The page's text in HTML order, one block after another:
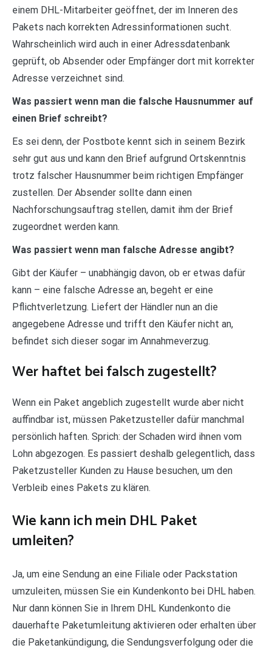
einem DHL-Mitarbeiter geöffnet, der im Inneren des
Pakets nach korrekten Adressinformationen sucht.
Wahrscheinlich wird auch in einer Adressdatenbank
geprüft, ob Absender oder Empfänger dort mit korrekter
Adresse verzeichnet sind.
Was passiert wenn man die falsche Hausnummer auf
einen Brief schreibt?
Es sei denn, der Postbote kennt sich in seinem Bezirk
sehr gut aus und kann den Brief aufgrund Ortskenntnis
trotz falscher Hausnummer beim richtigen Empfänger
zustellen. Der Absender sollte dann einen
Nachforschungsauftrag stellen, damit ihm der Brief
zugeordnet werden kann.
Was passiert wenn man falsche Adresse angibt?
Gibt der Käufer – unabhängig davon, ob er etwas dafür
kann – eine falsche Adresse an, begeht er eine
Pflichtverletzung. Liefert der Händler nun an die
angegebene Adresse und trifft den Käufer nicht an,
befindet sich dieser sogar im Annahmeverzug.
Wer haftet bei falsch zugestellt?
Wenn ein Paket angeblich zugestellt wurde aber nicht
auffindbar ist, müssen Paketzusteller dafür manchmal
persönlich haften. Sprich: der Schaden wird ihnen vom
Lohn abgezogen. Es passiert deshalb gelegentlich, dass
Paketzusteller Kunden zu Hause besuchen, um den
Verbleib eines Pakets zu klären.
Wie kann ich mein DHL Paket
umleiten?
Ja, um eine Sendung an eine Filiale oder Packstation
umzuleiten, müssen Sie ein Kundenkonto bei DHL haben.
Nur dann können Sie in Ihrem DHL Kundenkonto die
dauerhafte Paketumleitung aktivieren oder erhalten über
die Paketankündigung, die Sendungsverfolgung oder die